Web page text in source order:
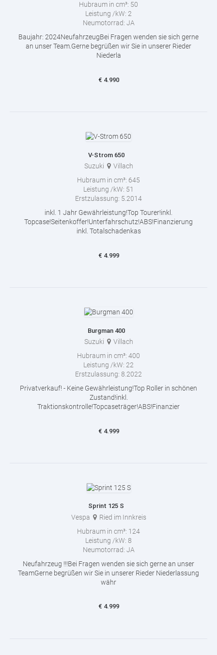
Hubraum in cm³: 50
Leistung /kW: 2
Neumotorrad: JA
Baujahr: 2024NeufahrzeugBei Fragen wenden sie sich gerne
an unser Team.Gerne begrüßen wir Sie in unserer Rieder
Niederla
€ 4.990
V-Strom 650
Suzuki
Villach
Hubraum in cm³: 645
Leistung /kW: 51
Erstzulassung: 5.2014
inkl. 1 Jahr Gewährleistung!Top Tourer!inkl.
Topcase!Seitenkoffer!Unterfahrschutz!ABS!Finanzierung
inkl. Totalschadenkas
€ 4.999
Burgman 400
Suzuki
Villach
Hubraum in cm³: 400
Leistung /kW: 22
Erstzulassung: 8.2022
Privatverkauf! - Keine Gewährleistung!Top Roller in schönen
Zustand!inkl.
Traktionskontrolle!Topcaseträger!ABS!Finanzier
€ 4.999
Sprint 125 S
Vespa
Ried im Innkreis
Hubraum in cm³: 124
Leistung /kW: 8
Neumotorrad: JA
Neufahrzeug !!!Bei Fragen wenden sie sich gerne an unser
TeamGerne begrüßen wir Sie in unserer Rieder Niederlassung
währ
€ 4.999